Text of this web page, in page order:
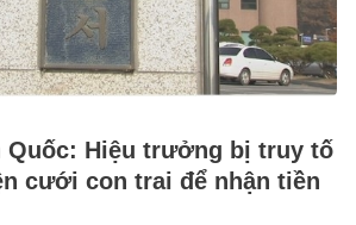
Quốc: Hiệu trưởng bị truy tố
cưới con trai để nhận tiền